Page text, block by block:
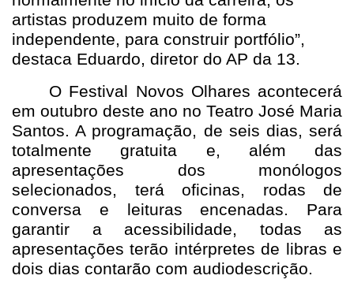
artistas produzem muito de forma
independente, para construir portfólio”,
destaca Eduardo, diretor do AP da 13.
O Festival Novos Olhares acontecerá
em outubro deste ano no Teatro José Maria
Santos. A programação, de seis dias, será
totalmente gratuita e, além das
apresentações dos monólogos
selecionados, terá oficinas, rodas de
conversa e leituras encenadas. Para
garantir a acessibilidade, todas as
apresentações terão intérpretes de libras e
dois dias contarão com audiodescrição.